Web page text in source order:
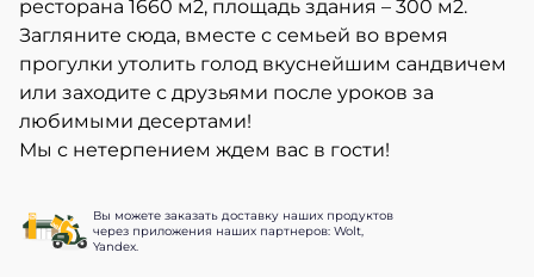
ресторана 1660 м2, площадь здания – 300 м2.
Загляните сюда, вместе с семьей во время
прогулки утолить голод вкуснейшим сандвичем
или заходите с друзьями после уроков за
любимыми десертами!
Мы с нетерпением ждем вас в гости!
Вы можете заказать доставку наших продуктов
через приложения наших партнеров: Wolt,
Yandex.